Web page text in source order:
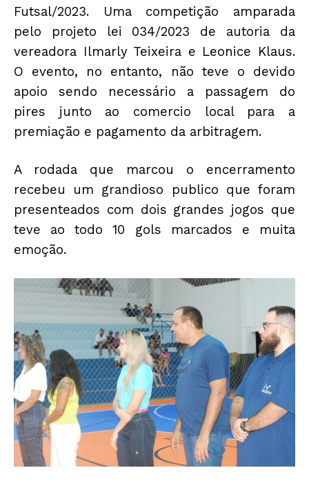
Futsal/2023. Uma competição amparada
pelo projeto lei 034/2023 de autoria da
vereadora Ilmarly Teixeira e Leonice Klaus.
O evento, no entanto, não teve o devido
apoio sendo necessário a passagem do
pires junto ao comercio local para a
premiação e pagamento da arbitragem.
A rodada que marcou o encerramento
recebeu um grandioso publico que foram
presenteados com dois grandes jogos que
teve ao todo 10 gols marcados e muita
emoção.